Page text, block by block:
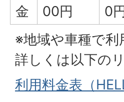
金
00円
0
※地域や車種で
詳しくは以下の
利用料金表（